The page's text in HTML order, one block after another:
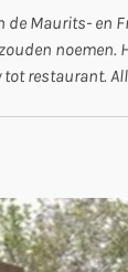
Maurits-
restaurant.